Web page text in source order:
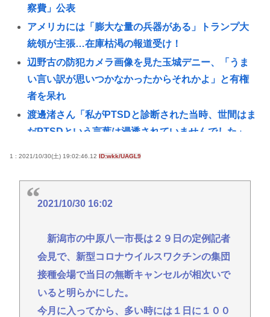
察費」公表
アメリカには「膨大な量の兵器がある」トランプ大
統領が主張…在庫枯渇の報道受け！
辺野古の防犯カメラ画像を見た玉城デニー、「うま
い言い訳が思いつかなかったからそれかよ」と有権
者を呆れ
渡邊渚さん「私がPTSDと診断された当時、世間はま
だPTSDという言葉は浸透されていませんでした」
日本人が減り「外国人が増えた」市区町村ランキン
グ 5位は埼玉県川口市、4位京都市
全国一位に
トランプ大統領、イランとの戦闘「近く終結するだ
ろう」と表明
【埼玉】クルド人等の外国人問題と戦う河合ゆうす
け議員 埼玉県知事に立候補へ 外国人生活保護を
1 : 2021/10/30(土) 19:02:46.12 ID:wkk/UAGL9
2021/10/30 16:02
新潟市の中原八一市長は２９日の定例記者
会見で、新型コロナウイルスワクチンの集団
接種会場で当日の無断キャンセルが相次いで
いると明らかにした。
今月に入ってから、多い時には１日に１００